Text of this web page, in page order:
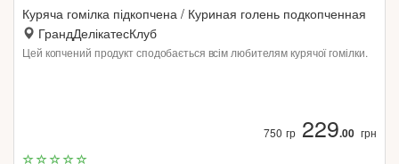
Куряча гомілка підкопчена / Куриная голень подкопченная
ГрандДелікатесКлуб
Цей копчений продукт сподобається всім любителям курячої гомілки.
750 гр229.00 грн